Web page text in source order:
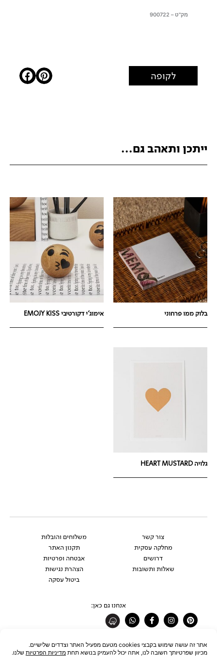
מק"ט – 900722
לקופה
ייתכן ותאהב גם...
בלוק ממו פרחוני אימוג'י דקורטיבי EMOJY KISS
גלויה HEART MUSTARD
צור קשר
מחלקה עסקית
דרושים
שאלות ותשובות
משלוחים והובלות
תקנון האתר
אבטחה ופרטיות
הצהרת נגישות
ביטול עסקה
אנחנו גם כאן:
Pinterest
Instagram
Facebook-
f
Whatsapp
רוצים להתעדכן לפני כולם?